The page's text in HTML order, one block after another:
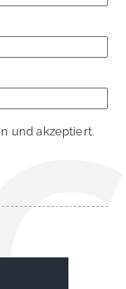
und akzeptiert.